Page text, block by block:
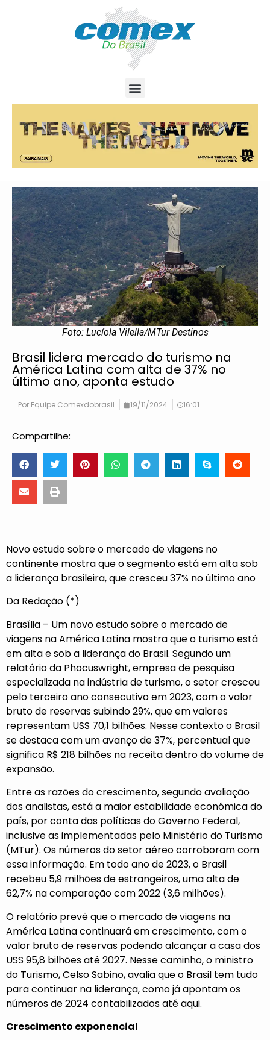
Foto: Lucíola Vilella/MTur Destinos
Brasil lidera mercado do turismo na
América Latina com alta de 37% no
último ano, aponta estudo
Por Equipe Comexdobrasil 19/11/2024 16:01
Compartilhe:
Novo estudo sobre o mercado de viagens no
continente mostra que o segmento está em alta sob
a liderança brasileira, que cresceu 37% no último ano
Da Redação (*)
Brasília – Um novo estudo sobre o mercado de
viagens na América Latina mostra que o turismo está
em alta e sob a liderança do Brasil. Segundo um
relatório da Phocuswright, empresa de pesquisa
especializada na indústria de turismo, o setor cresceu
pelo terceiro ano consecutivo em 2023, com o valor
bruto de reservas subindo 29%, que em valores
representam USS 70,1 bilhões. Nesse contexto o Brasil
se destaca com um avanço de 37%, percentual que
significa R$ 218 bilhões na receita dentro do volume de
expansão.
Entre as razões do crescimento, segundo avaliação
dos analistas, está a maior estabilidade econômica do
país, por conta das políticas do Governo Federal,
inclusive as implementadas pelo Ministério do Turismo
(MTur). Os números do setor aéreo corroboram com
essa informação. Em todo ano de 2023, o Brasil
recebeu 5,9 milhões de estrangeiros, uma alta de
62,7% na comparação com 2022 (3,6 milhões).
O relatório prevê que o mercado de viagens na
América Latina continuará em crescimento, com o
valor bruto de reservas podendo alcançar a casa dos
USS 95,8 bilhões até 2027. Nesse caminho, o ministro
do Turismo, Celso Sabino, avalia que o Brasil tem tudo
para continuar na liderança, como já apontam os
números de 2024 contabilizados até aqui.
Crescimento exponencial